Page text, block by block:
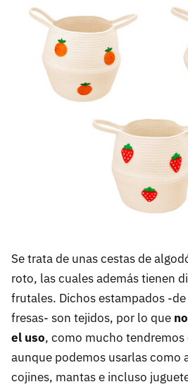
Se trata de unas cestas de
roto, las cuales además tienen
frutales. Dichos estampados -
fresas- son tejidos, por lo que
el uso, como mucho tendremos
aunque podemos usarlas como
cojines, mantas e incluso